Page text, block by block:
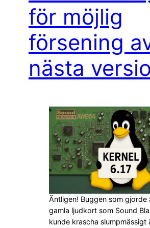
för möjlig
försening
nästa
Äntligen! Buggen som gjorde
gamla ljudkort som Sound
kunde krascha slumpmässigt